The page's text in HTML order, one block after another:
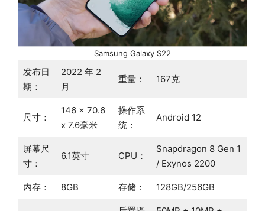
Samsung Galaxy S22
发布日
期：
2022 年 2
月
重量： 167克
尺寸：
146 x 70.6
x 7.6毫米
操作系
统：
Android 12
屏幕尺
寸：
6.1英寸 CPU：
Snapdragon 8 Gen 1
/ Exynos 2200
内存： 8GB 存储： 128GB/256GB